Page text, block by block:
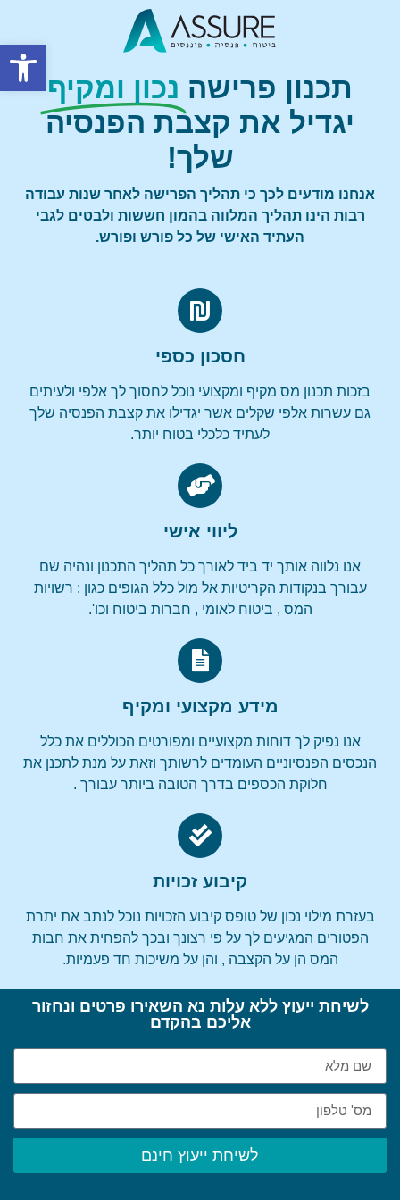
פתח
תכנון פרישה נכון ומקיף
יגדיל את קצבת הפנסיה
שלך!
אנחנו מודעים לכך כי תהליך הפרישה לאחר שנות עבודה
רבות הינו תהליך המלווה בהמון חששות ולבטים לגבי
העתיד האישי של כל פורש ופורש.
חסכון כספי
בזכות תכנון מס מקיף ומקצועי נוכל לחסוך לך אלפי ולעיתים
גם עשרות אלפי שקלים אשר יגדילו את קצבת הפנסיה שלך
לעתיד כלכלי בטוח יותר.
ליווי אישי
אנו נלווה אותך יד ביד לאורך כל תהליך התכנון ונהיה שם
עבורך בנקודות הקריטיות אל מול כלל הגופים כגון : רשויות
המס , ביטוח לאומי , חברות ביטוח וכו'.
מידע מקצועי ומקיף
אנו נפיק לך דוחות מקצועיים ומפורטים הכוללים את כלל
הנכסים הפנסיוניים העומדים לרשותך וזאת על מנת לתכנן את
חלוקת הכספים בדרך הטובה ביותר עבורך .
קיבוע זכויות
בעזרת מילוי נכון של טופס קיבוע הזכויות נוכל לנתב את יתרת
הפטורים המגיעים לך על פי רצונך ובכך להפחית את חבות
המס הן על הקצבה , והן על משיכות חד פעמיות.
לשיחת ייעוץ ללא עלות נא השאירו פרטים ונחזור
אליכם בהקדם
לשיחת ייעוץ חינם